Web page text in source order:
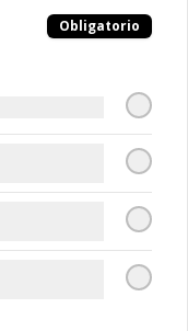
Obligatorio